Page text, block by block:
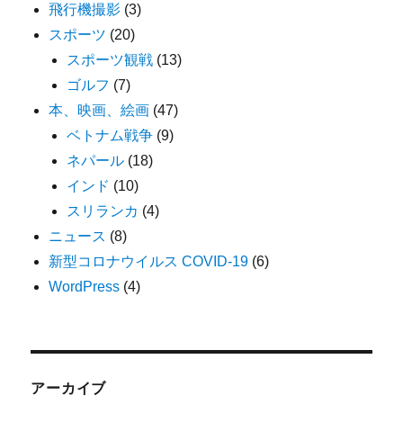
飛行機撮影 (3)
スポーツ (20)
スポーツ観戦 (13)
ゴルフ (7)
本、映画、絵画 (47)
ベトナム戦争 (9)
ネパール (18)
インド (10)
スリランカ (4)
ニュース (8)
新型コロナウイルス COVID-19 (6)
WordPress (4)
アーカイブ